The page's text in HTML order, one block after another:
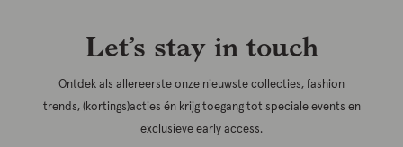
Let’s stay in touch
Ontdek als allereerste onze nieuwste collecties, fashion
trends, (kortings)acties én krijg toegang tot speciale events en
exclusieve early access.